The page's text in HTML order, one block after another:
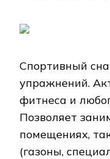
Спортивный
упражнений.
фитнеса и
Позволяет
помещениях,
(газоны,